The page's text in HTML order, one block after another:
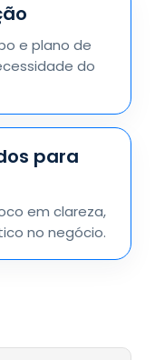
e plano de
do
para
em clareza,
no negócio.